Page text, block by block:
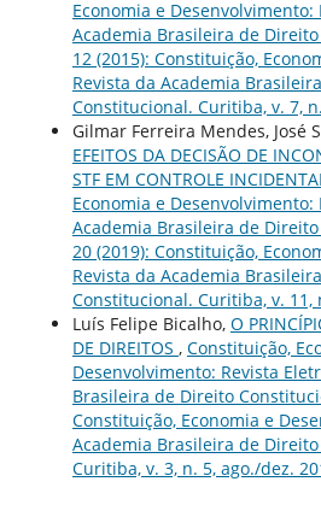
Economia e
Academia Brasileira de
12 (2015): Constituição,
Revista da Academia
Constitucional. Curitiba, v. 7,
Gilmar Ferreira Mendes, José
EFEITOS DA DECISÃO DE
STF EM CONTROLE
Economia e
Academia Brasileira de
20 (2019): Constituição,
Revista da Academia
Constitucional. Curitiba, v. 11,
Luís Felipe Bicalho, O
DE DIREITOS , Constituição,
Desenvolvimento: Revista
Brasileira de Direito
Constituição, Economia e
Academia Brasileira de
Curitiba, v. 3, n. 5, ago./dez.